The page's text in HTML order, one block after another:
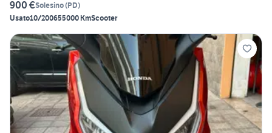
900 €Solesino(PD)
Usato10/200655000 KmScooter